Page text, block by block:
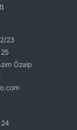
23
25
Özalp